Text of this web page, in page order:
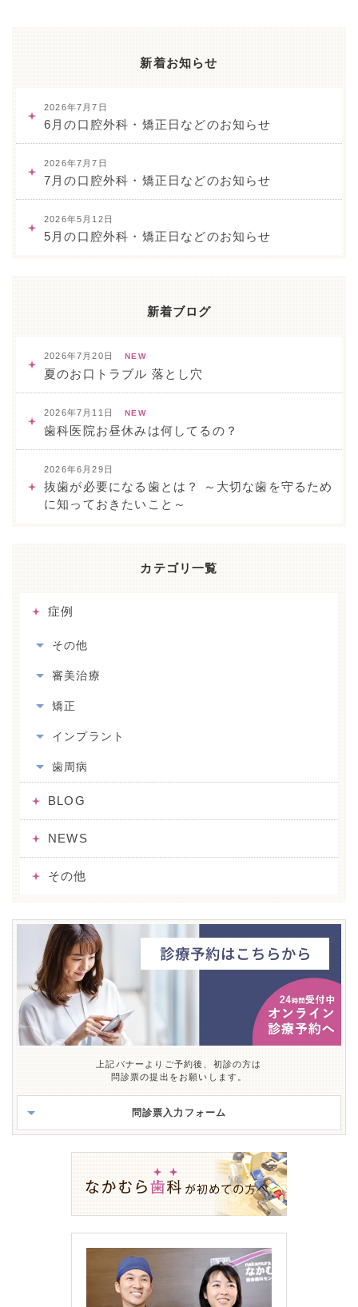
新着お知らせ
2026年7月7日
6月の口腔外科・矯正日などのお知らせ
2026年7月7日
7月の口腔外科・矯正日などのお知らせ
2026年5月12日
5月の口腔外科・矯正日などのお知らせ
新着ブログ
2026年7月20日 NEW
夏のお口トラブル 落とし穴
2026年7月11日 NEW
歯科医院お昼休みは何してるの？
2026年6月29日
抜歯が必要になる歯とは？ ～大切な歯を守るため
に知っておきたいこと～
カテゴリ一覧
症例
その他
審美治療
矯正
インプラント
歯周病
BLOG
NEWS
その他
上記バナーよりご予約後、初診の方は
問診票の提出をお願いします。
問診票入力フォーム